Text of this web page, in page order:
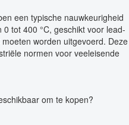
een typische nauwkeurigheid
tot 400 °C, geschikt voor lead-
worden uitgevoerd. Deze
normen voor veeleisende
om te kopen?